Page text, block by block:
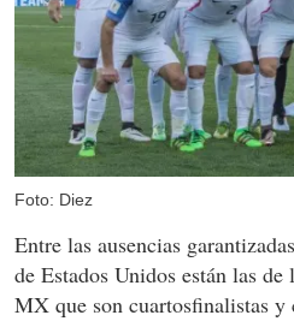
Foto: Diez
Entre las ausencias
de Estados Unidos están las
MX que son cuartosfinalistas y